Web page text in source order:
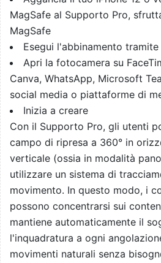
MagSafe al Supporto Pro,
MagSafe
Esegui l'abbinamento tramite
Apri la fotocamera su
Canva, WhatsApp, Microsoft
social media o piattaforme di
Inizia a creare
Con il Supporto Pro, gli utenti
campo di ripresa a 360° in
verticale (ossia in modalità
utilizzare un sistema di
movimento. In questo modo, i
possono concentrarsi sui
mantiene automaticamente il
l'inquadratura a ogni
movimenti naturali senza